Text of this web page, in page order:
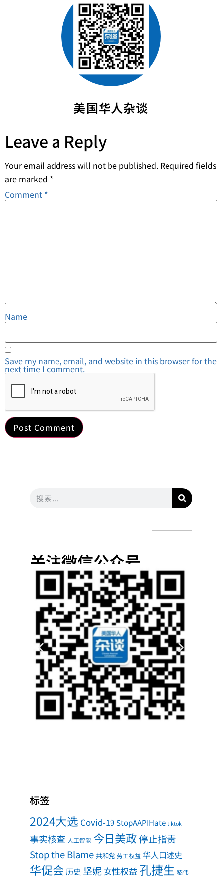
美国华人杂谈
Leave a Reply
Your email address will not be published. Required fields
are marked *
Comment *
Name
Save my name, email, and website in this browser for the
next time I comment.
关注微信公众号
标签
2024大选 Covid-19 StopAAPIHate tiktok
事实核查 人工智能 今日美政停止指责
Stop the Blame 共和党 劳工权益 华人口述史
华促会 历史 坚妮 女性权益 孔捷生 嵇伟